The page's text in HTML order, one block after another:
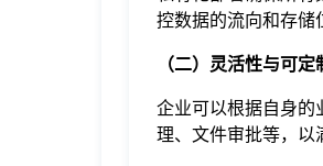
控数据的流向和存储
（二）灵活性与可定
企业可以根据自身的
理、文件审批等，以